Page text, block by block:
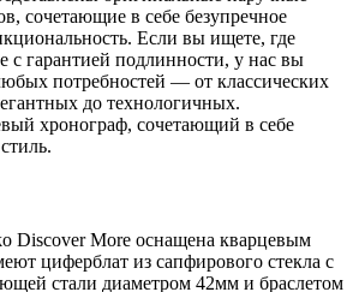
сочетающие в себе безупречное
Если вы ищете, где
с гарантией подлинности, у нас вы
потребностей — от классических
до технологичных.
хронограф, сочетающий в себе
Discover More оснащена кварцевым
циферблат из сапфирового стекла с
стали диаметром 42мм и браслетом